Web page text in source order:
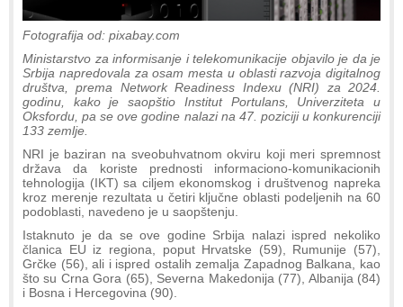
Fotografija od: pixabay.com
Ministarstvo za informisanje i telekomunikacije objavilo je da je
Srbija napredovala za osam mesta u oblasti razvoja digitalnog
društva, prema Network Readiness Indexu (NRI) za 2024.
godinu, kako je saopštio Institut Portulans, Univerziteta u
Oksfordu, pa se ove godine nalazi na 47. poziciji u konkurenciji
133 zemlje.
NRI je baziran na sveobuhvatnom okviru koji meri spremnost
država da koriste prednosti informaciono-komunikacionih
tehnologija (IKT) sa ciljem ekonomskog i društvenog napreka
kroz merenje rezultata u četiri ključne oblasti podeljenih na 60
podoblasti, navedeno je u saopštenju.
Istaknuto je da se ove godine Srbija nalazi ispred nekoliko
članica EU iz regiona, poput Hrvatske (59), Rumunije (57),
Grčke (56), ali i ispred ostalih zemalja Zapadnog Balkana, kao
što su Crna Gora (65), Severna Makedonija (77), Albanija (84)
i Bosna i Hercegovina (90).